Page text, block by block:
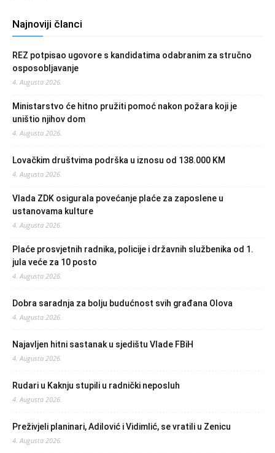
Najnoviji članci
REZ potpisao ugovore s kandidatima odabranim za stručno
osposobljavanje
4. Augusta 2026.
Ministarstvo će hitno pružiti pomoć nakon požara koji je
uništio njihov dom
4. Augusta 2026.
Lovačkim društvima podrška u iznosu od 138.000 KM
4. Augusta 2026.
Vlada ZDK osigurala povećanje plaće za zaposlene u
ustanovama kulture
4. Augusta 2026.
Plaće prosvjetnih radnika, policije i državnih službenika od 1.
jula veće za 10 posto
4. Augusta 2026.
Dobra saradnja za bolju budućnost svih građana Olova
4. Augusta 2026.
Najavljen hitni sastanak u sjedištu Vlade FBiH
4. Augusta 2026.
Rudari u Kaknju stupili u radnički neposluh
4. Augusta 2026.
Preživjeli planinari, Adilović i Vidimlić, se vratili u Zenicu
4. Augusta 2026.